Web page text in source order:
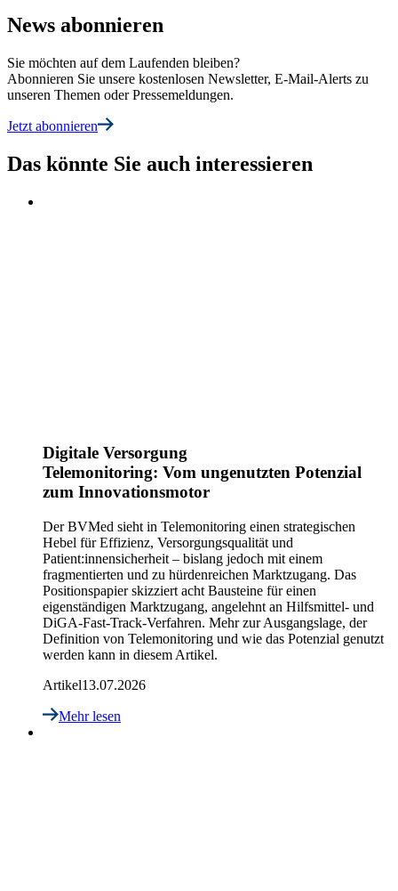
News abonnieren
Sie möchten auf dem Laufenden bleiben?
Abonnieren Sie unsere kostenlosen Newsletter, E-Mail-Alerts zu
unseren Themen oder Pressemeldungen.
Jetzt abonnieren
Das könnte Sie auch interessieren
Digitale Versorgung
Telemonitoring: Vom ungenutzten Potenzial
zum Innovationsmotor
Der BVMed sieht in Telemonitoring einen strategischen
Hebel für Effizienz, Versorgungsqualität und
Patient:innensicherheit – bislang jedoch mit einem
fragmentierten und zu hürdenreichen Marktzugang. Das
Positionspapier skizziert acht Bausteine für einen
eigenständigen Marktzugang, angelehnt an Hilfsmittel- und
DiGA-Fast-Track-Verfahren. Mehr zur Ausgangslage, der
Definition von Telemonitoring und wie das Potenzial genutzt
werden kann in diesem Artikel.
Artikel13.07.2026
Mehr lesen